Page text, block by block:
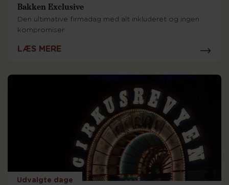
Bakken Exclusive
Den ultimative firmadag med alt inkluderet og ingen
kompromiser
LÆS MERE
Udvalgte dage